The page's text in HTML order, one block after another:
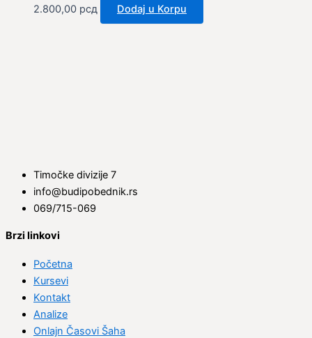
2.800,00 рсд Dodaj u Korpu
Timočke divizije 7
info@budipobednik.rs
069/715-069
Brzi linkovi
Početna
Kursevi
Kontakt
Analize
Onlajn Časovi Šaha